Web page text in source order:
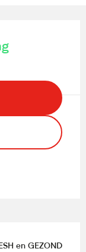
en GEZOND